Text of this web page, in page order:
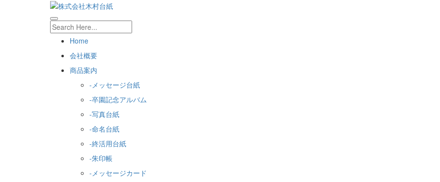
Home
会社概要
商品案内
-メッセージ台紙
-卒園記念アルバム
-写真台紙
-命名台紙
-終活用台紙
-朱印帳
-メッセージカード